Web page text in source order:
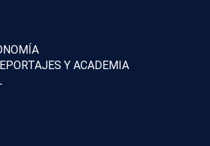
Y ACADEMIA